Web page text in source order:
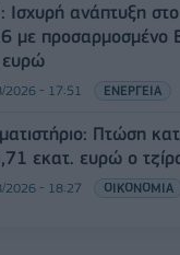
Ισχυρή ανάπτυξη
με προσαρμοσμένο
ευρώ
2026 - 17:51 ΕΝΕΡΓΕΙΑ
Πτώση
εκατ. ευρώ ο
2026 - 18:27 ΟΙΚΟΝΟΜΙΑ